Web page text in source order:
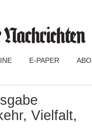
E-PAPER ABO
Vielfalt,